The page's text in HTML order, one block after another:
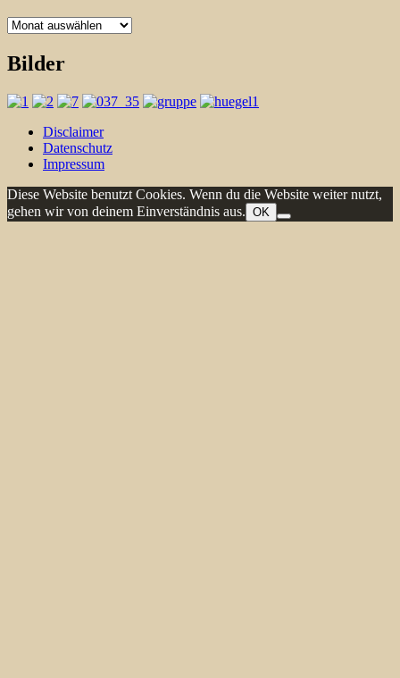
Archiv
Bilder
Disclaimer
Datenschutz
Impressum
Diese Website benutzt Cookies. Wenn du die Website weiter nutzt,
gehen wir von deinem Einverständnis aus. OK